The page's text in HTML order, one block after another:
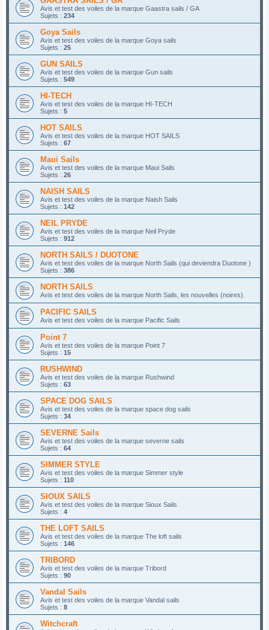
Avis et test des voiles de la marque Gaastra sails / GA
Sujets : 234
Goya Sails
Avis et test des voiles de la marque Goya sails
Sujets : 25
GUN SAILS
Avis et test des voiles de la marque Gun sails
Sujets : 549
HI-TECH
Avis et test des voiles de la marque HI-TECH
Sujets : 5
HOT SAILS
Avis et test des voiles de la marque HOT SAILS
Sujets : 67
Maui Sails
Avis et test des voiles de la marque Maui Sails
Sujets : 26
NAISH SAILS
Avis et test des voiles de la marque Naish Sails
Sujets : 142
NEIL PRYDE
Avis et test des voiles de la marque Neil Pryde
Sujets : 912
NORTH SAILS / DUOTONE
Avis et test des voiles de la marque North Sails (qui deviendra Duotone )
Sujets : 386
NORTH SAILS
Avis et test des voiles de la marque North Sails, les nouvelles (noires).
PACIFIC SAILS
Avis et test des voiles de la marque Pacific Sails
Point 7
Avis et test des voiles de la marque Point 7
Sujets : 15
RUSHWIND
Avis et test des voiles de la marque Rushwind
Sujets : 63
SPACE DOG SAILS
Avis et test des voiles de la marque space dog sails
Sujets : 34
SEVERNE Sails
Avis et test des voiles de la marque severne sails
Sujets : 64
SIMMER STYLE
Avis et test des voiles de la marque Simmer style
Sujets : 110
SIOUX SAILS
Avis et test des voiles de la marque Sioux Sails
Sujets : 4
THE LOFT SAILS
Avis et test des voiles de la marque The loft sails
Sujets : 146
TRIBORD
Avis et test des voiles de la marque Tribord
Sujets : 90
Vandal Sails
Avis et test des voiles de la marque Vandal sails
Sujets : 8
Witchcraft